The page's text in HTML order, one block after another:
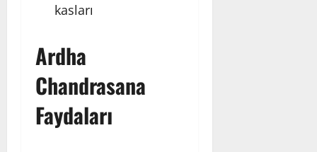
kasları
Ardha
Chandrasana
Faydaları